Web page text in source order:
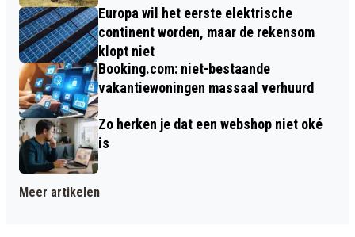
Europa wil het eerste elektrische
continent worden, maar de rekensom
klopt niet
Booking.com: niet-bestaande
vakantiewoningen massaal verhuurd
Zo herken je dat een webshop niet oké
is
Meer artikelen